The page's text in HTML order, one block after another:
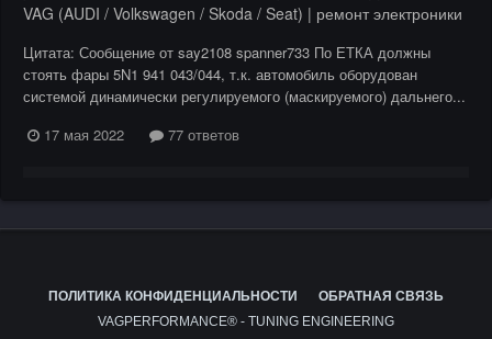
VAG (AUDI / Volkswagen / Skoda / Seat) | ремонт электроники
Цитата: Сообщение от say2108 spanner733 По ЕТКА должны
стоять фары 5N1 941 043/044, т.к. автомобиль оборудован
системой динамически регулируемого (маскируемого) дальнего...
17 мая 2022
77 ответов
ПОЛИТИКА КОНФИДЕНЦИАЛЬНОСТИ
ОБРАТНАЯ СВЯЗЬ
VAGPERFORMANCE® - TUNING ENGINEERING